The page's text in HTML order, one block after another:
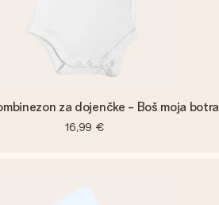
za dojenčke - Boš moja botra
16,99 €